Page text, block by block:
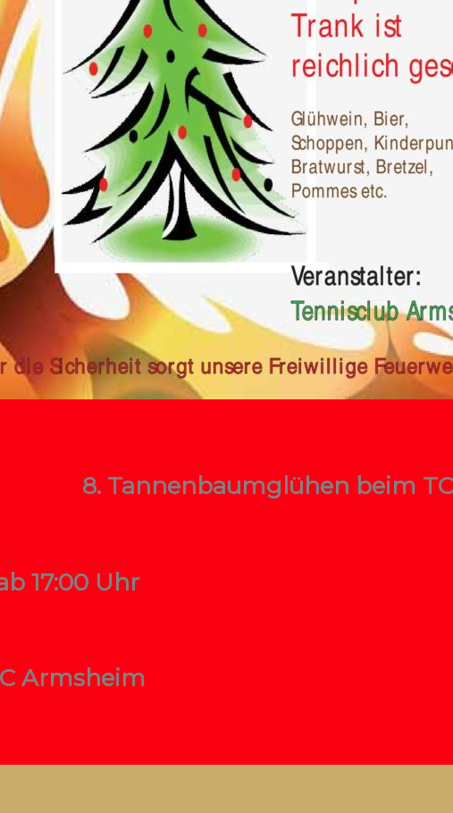
8. Tannenbaumglühen beim
17:00 Uhr
Armsheim